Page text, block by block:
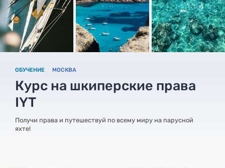
ОБУЧЕНИЕ МОСКВА
Курс на шкиперские права
IYT
Получи права и путешествуй по всему миру на парусной
яхте!